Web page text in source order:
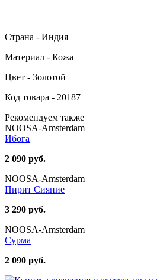
Страна - Индия
Материал - Кожа
Цвет - Золотой
Код товара - 20187
Рекомендуем также
NOOSA-Amsterdam
Ибога
2 090 руб.
NOOSA-Amsterdam
Пирит Сияние
3 290 руб.
NOOSA-Amsterdam
Сурма
2 090 руб.